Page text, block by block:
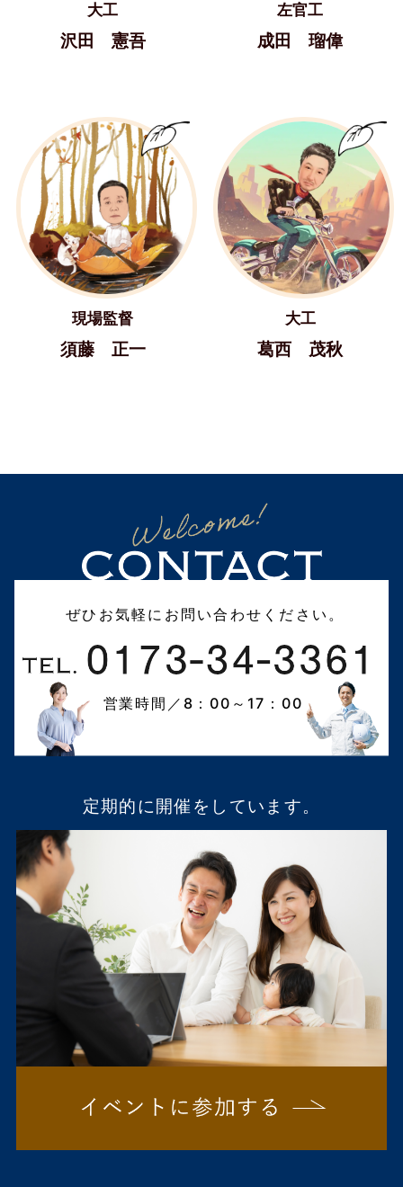
大工
沢田 憲吾
左官工
成田 瑠偉
現場監督
須藤 正一
大工
葛西 茂秋
ぜひお気軽にお問い合わせください。
営業時間／8：00～17：00
定期的に開催をしています。